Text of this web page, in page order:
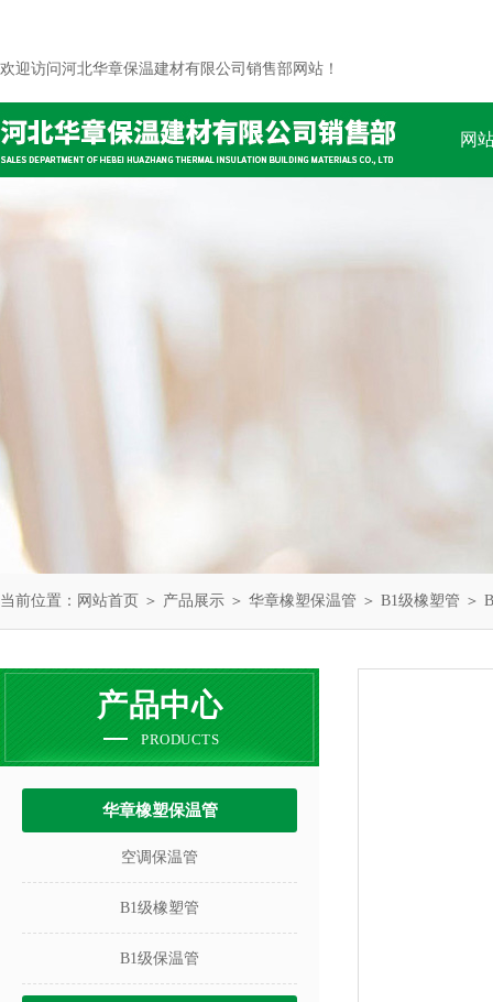
欢迎访问河北华章保温建材有限公司销售部网站！
网
当前位置： 网站首页 ＞ 产品展示 ＞ 华章橡塑保温管 ＞ B1级橡塑管 ＞
产品中心
PRODUCTS
华章橡塑保温管
空调保温管
B1级橡塑管
B1级保温管